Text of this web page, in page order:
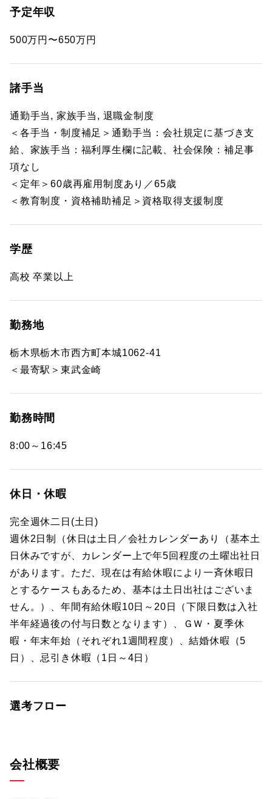
予定年収
500万円〜650万円
諸手当
通勤手当, 家族手当, 退職金制度
＜各手当・制度補足＞通勤手当：会社規定に基づき支
給、家族手当：福利厚生欄に記載、社会保険：補足事
項なし
＜定年＞60歳再雇用制度あり／65歳
＜教育制度・資格補助補足＞資格取得支援制度
学歴
高校 卒業以上
勤務地
栃木県栃木市西方町本城1062-41
＜最寄駅＞東武金崎
勤務時間
8:00～16:45
休日・休暇
完全週休二日(土日)
週休2日制（休日は土日／会社カレンダーあり（基本土
日休みですが、カレンダー上で年5回程度の土曜出社日
があります。ただ、現在は有給休暇により一斉休暇日
とするケースもあるため、基本は土日出社はございま
せん。）、年間有給休暇10日～20日（下限日数は入社
半年経過後の付与日数となります）、ＧＷ・夏季休
暇・年末年始（それぞれ1週間程度）、結婚休暇（5
日）、忌引き休暇（1日～4日）
選考フロー
会社概要